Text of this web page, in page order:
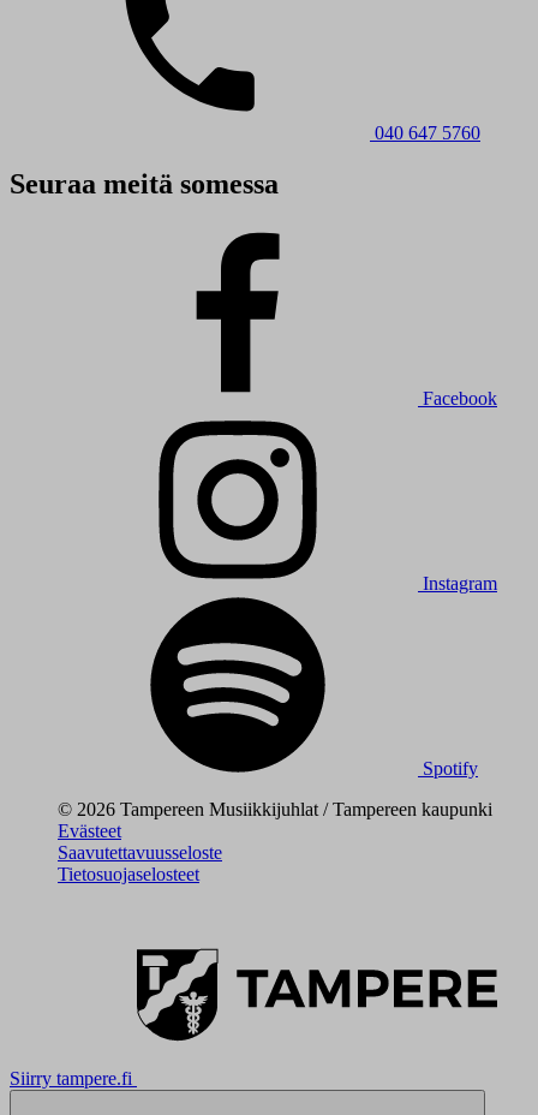
040 647 5760
Seuraa meitä somessa
Facebook
Instagram
Spotify
© 2026 Tampereen Musiikkijuhlat / Tampereen kaupunki
Evästeet
Saavutettavuusseloste
Tietosuojaselosteet
Siirry tampere.fi